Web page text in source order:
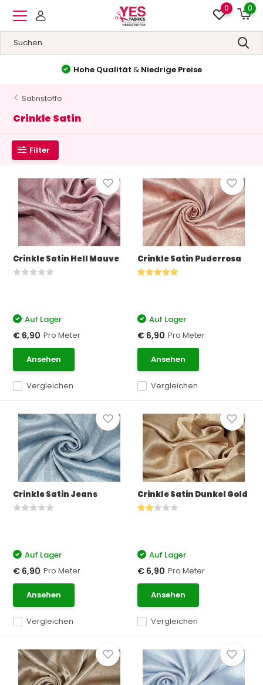
0 0
Hohe Qualität & Niedrige Preise
Satinstoffe
Crinkle Satin
Filter
Crinkle Satin Hell Mauve
Vergleichen
Auf Lager
€ 6,90 Pro Meter
Ansehen
Crinkle Satin Puderrosa
Vergleichen
Auf Lager
€ 6,90 Pro Meter
Ansehen
Crinkle Satin Jeans
Vergleichen
Auf Lager
€ 6,90 Pro Meter
Ansehen
Crinkle Satin Dunkel Gold
Vergleichen
Auf Lager
€ 6,90 Pro Meter
Ansehen